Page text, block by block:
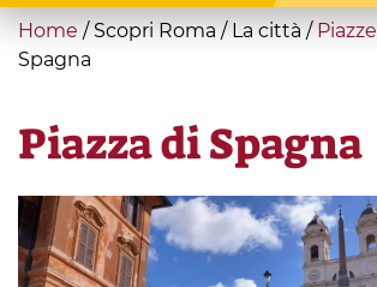
You
are
Home / Scopri Roma / La città / Piazze
Spagna
Piazza di Spagna